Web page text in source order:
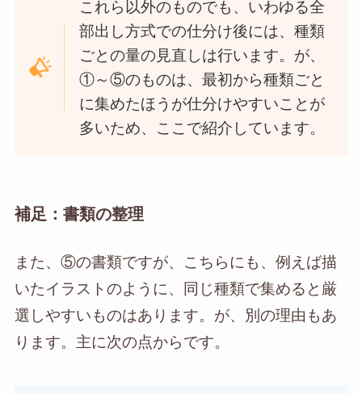
これら以外のものでも、いわゆる全
部出し方式での仕分け後には、種類
ごとの量の見直しは行います。が、
①～⑤のものは、最初から種類ごと
に集めたほうが仕分けやすいことが
多いため、ここで紹介しています。
補足：書類の整理
また、⑤の書類ですが、こちらにも、例えば描
いたイラストのように、同じ種類で集めると厳
選しやすいものはあります。が、別の理由もあ
ります。主に次の点からです。